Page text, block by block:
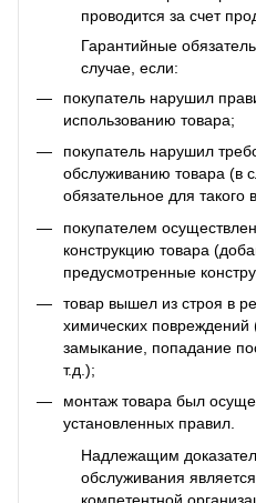
проводится за счет
Гарантийные
случае, если:
покупатель нарушил
использованию товара;
покупатель нарушил
обслуживанию товара (в
обязательное для такого
покупателем
конструкцию товара
предусмотренные
товар вышел из строя в
химических повреждений
замыкание, попадание
т.д.);
монтаж товара был
установленных правил.
Надлежащим
обслуживания является
компетентной